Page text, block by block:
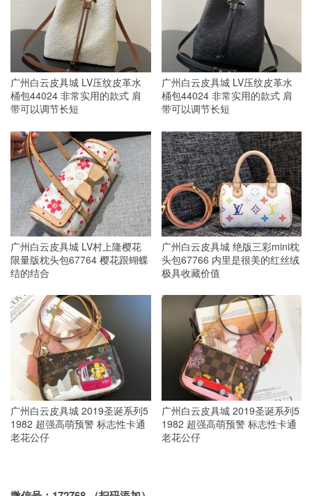
广州白云皮具城 LV压纹皮革水
桶包44024 非常实用的款式 肩
带可以调节长短
广州白云皮具城 LV压纹皮革水
桶包44024 非常实用的款式 肩
带可以调节长短
广州白云皮具城 LV村上隆樱花
限量版枕头包67764 樱花跟蝴蝶
结的结合
广州白云皮具城 绝版三彩mini枕
头包67766 内里是很美的红丝绒
极具收藏价值
广州白云皮具城 2019圣诞系列5
1982 超强高萌预警 标志性卡通
老花公仔
广州白云皮具城 2019圣诞系列5
1982 超强高萌预警 标志性卡通
老花公仔